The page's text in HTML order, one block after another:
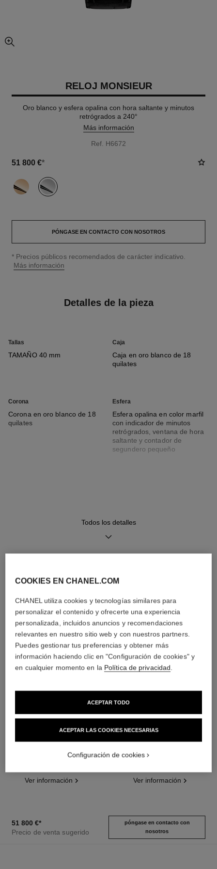
imagen agrandada
RELOJ MONSIEUR
Oro blanco y esfera opalina con hora saltante y minutos
retrógrados a 240°
Más información
Ref. H6672
51 800 €*
variante (2)
PÓNGASE EN CONTACTO CON NOSOTROS
↩
* Precios públicos recomendados de carácter indicativo.
Más información
Detalles de la pieza
Tallas
TAMAÑO 40 mm
Caja
Caja en oro blanco de 18
quilates
Corona
Corona en oro blanco de 18
quilates
Esfera
Esfera opalina en color marfil
con indicador de minutos
retrógrados, ventana de hora
saltante y contador de
segundero pequeño
oro blanco de 18 quilates
Segundero pequeño
Horas, Minutos, Segundos
Consejos de
mantenimiento
Manual de
instrucciones
Todos los detalles
DESCUBRA TAMBIÉN
con horas saltantes y minutos
Ver información
Grand Feu con horas saltantes
Ver información
51 800 €*
Precio de venta sugerido
póngase en contacto con
nosotros
COOKIES EN CHANEL.COM
CHANEL utiliza cookies y tecnologías similares para
personalizar el contenido y ofrecerte una experiencia
personalizada, incluidos anuncios y recomendaciones
relevantes en nuestro sitio web y con nuestros partners.
Puedes gestionar tus preferencias y obtener más
información haciendo clic en "Configuración de cookies" y
en cualquier momento en la Política de privacidad.
ACEPTAR LAS COOKIES NECESARIAS
ACEPTAR TODO
Configuración de cookies